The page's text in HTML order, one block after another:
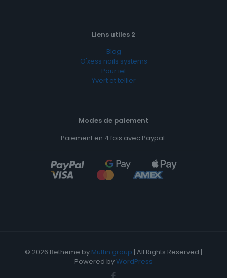
Liens utiles 2
Blog
O'xess nails systems
Pour iel
Yvert et tellier
Modes de paiement
Paiement en 4 fois avec Paypal.
© 2026 Betheme by Muffin group | All Rights Reserved |
Powered byWordPress